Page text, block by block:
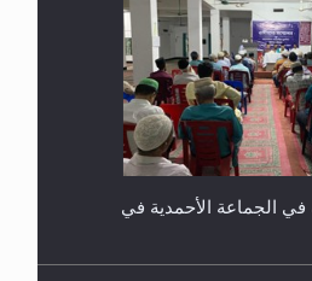
الجماعة الأحمدية في